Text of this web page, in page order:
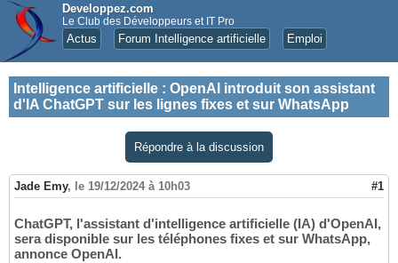
Developpez.com
Le Club des Développeurs et IT Pro
Actus Forum Intelligence artificielle Emploi
Intelligence artificielle : OpenAI introduit son assistant
d'IA ChatGPT sur les lignes fixes et sur WhatsApp
Répondre à la discussion
Jade Emy, le 19/12/2024 à 10h03 #1
ChatGPT, l'assistant d'intelligence artificielle (IA) d'OpenAI,
sera disponible sur les téléphones fixes et sur WhatsApp,
annonce OpenAI.